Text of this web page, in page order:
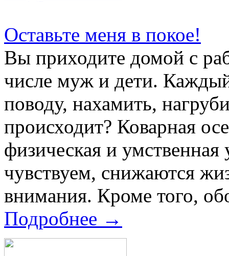
Оставьте меня в покое!
Вы приходите домой с
числе муж и дети.
поводу, нахамить,
происходит? Коварная
физическая и
чувствуем, снижаются
внимания. Кроме того,
Подробнее →